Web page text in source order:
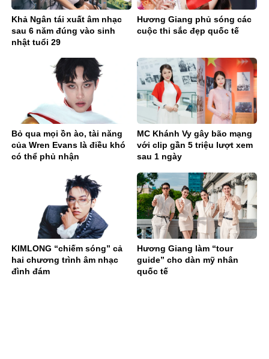
Khả Ngân tái xuất âm nhạc
sau 6 năm đúng vào sinh
nhật tuổi 29
Hương Giang phủ sóng các
cuộc thi sắc đẹp quốc tế
Bỏ qua mọi ồn ào, tài năng
của Wren Evans là điều khó
có thể phủ nhận
MC Khánh Vy gây bão mạng
với clip gần 5 triệu lượt xem
sau 1 ngày
KIMLONG “chiếm sóng” cả
hai chương trình âm nhạc
đình đám
Hương Giang làm “tour
guide” cho dàn mỹ nhân
quốc tế